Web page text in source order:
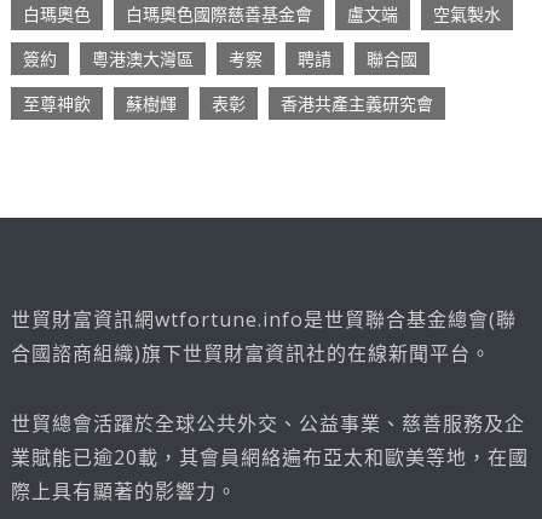
白瑪奧色
白瑪奧色國際慈善基金會 盧文端
空氣製水
簽約
粵港澳大灣區 考察 聘請
聯合國
至尊神飲
蘇樹輝 表彰 香港共產主義研究會
世貿財富資訊網wtfortune.info是世貿聯合基金總會(聯
合國諮商組織)旗下世貿財富資訊社的在線新聞平台。
世貿總會活躍於全球公共外交、公益事業、慈善服務及企
業賦能已逾20載，其會員網絡遍布亞太和歐美等地，在國
際上具有顯著的影響力。